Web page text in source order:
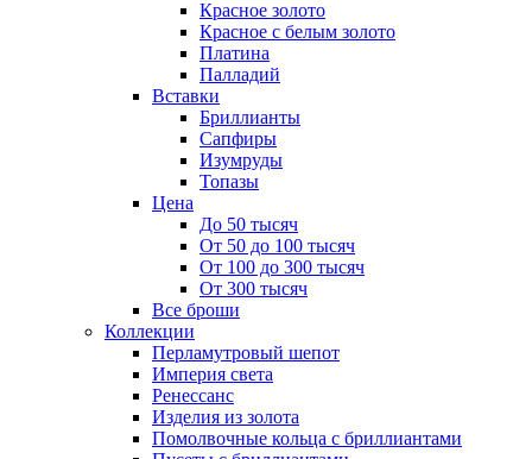
Красное золото
Красное с белым золото
Платина
Палладий
Вставки
Бриллианты
Сапфиры
Изумруды
Топазы
Цена
До 50 тысяч
От 50 до 100 тысяч
От 100 до 300 тысяч
От 300 тысяч
Все броши
Коллекции
Перламутровый шепот
Империя света
Ренессанс
Изделия из золота
Помолвочные кольца с бриллиантами